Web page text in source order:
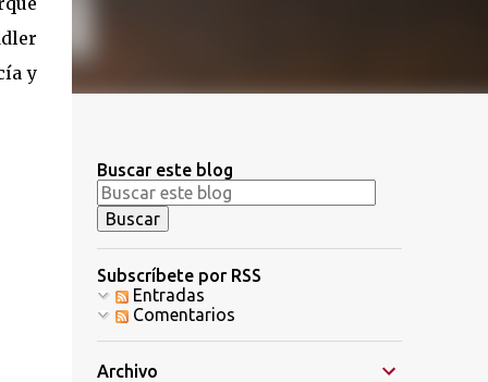
y
Buscar este blog
Subscríbete por RSS
Entradas
Comentarios
Archivo